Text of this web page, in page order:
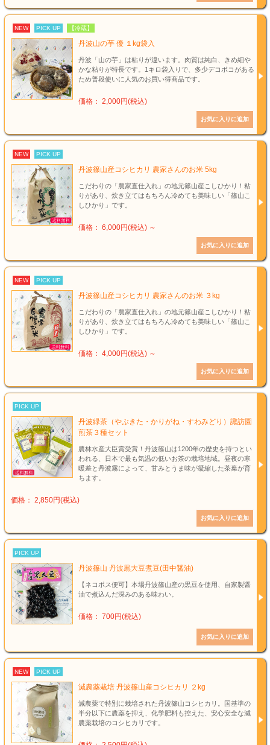
NEW PICK UP 【冷蔵】
丹波山の芋 優 １kg袋入
丹波「山の芋」は粘りが違います。肉質は純白、きめ細や
かな粘りが特長です。1キロ袋入りで、多少デコボコがある
ため普段使いに人気のお買い得商品です。
価格： 2,000円(税込)
NEW PICK UP
丹波篠山産コシヒカリ 農家さんのお米 5kg
こだわりの「農家直仕入れ」の地元篠山産こしひかり！粘
りがあり、炊き立てはもちろん冷めても美味しい「篠山こ
しひかり」です。
価格： 6,000円(税込) ～
NEW PICK UP
丹波篠山産コシヒカリ 農家さんのお米 ３kg
こだわりの「農家直仕入れ」の地元篠山産こしひかり！粘
りがあり、炊き立てはもちろん冷めても美味しい「篠山こ
しひかり」です。
価格： 4,000円(税込) ～
PICK UP
丹波緑茶（やぶきた・かりがね・すわみどり）諏訪園
煎茶３種セット
農林水産大臣賞受賞！丹波篠山は1200年の歴史を持つとい
われる、日本で最も気温の低いお茶の栽培地域。昼夜の寒
暖差と丹波霧によって、甘みとうま味が凝縮した茶葉が育
ちます。
価格： 2,850円(税込)
PICK UP
丹波篠山 丹波黒大豆煮豆(田中醤油)
【ネコポス便可】本場丹波篠山産の黒豆を使用、自家製醤
油で煮込んだ深みのある味わい。
価格： 700円(税込)
NEW PICK UP
減農薬栽培 丹波篠山産コシヒカリ ２kg
減農薬で特別に栽培された丹波篠山コシヒカリ。国基準の
半分以下に農薬を抑え、化学肥料も控えた、安心安全な減
農薬栽培のコシヒカリです。